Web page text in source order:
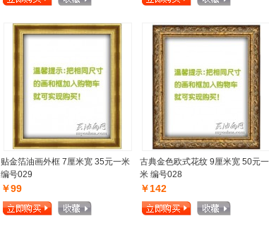
贴金箔油画外框 7厘米宽 35元一米
编号029
￥99
古典金色欧式花纹 9厘米宽 50元一
米 编号028
￥142